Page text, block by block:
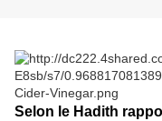
Selon le Hadith